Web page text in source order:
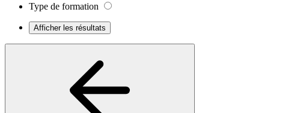
Type de formation
Afficher les résultats